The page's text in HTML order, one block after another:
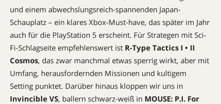
und einem abwechslungsreich-spannenden Japan-
Schauplatz – ein klares Xbox-Must-have, das später im Jahr
auch für die PlayStation 5 erscheint. Für Strategen mit Sci-
Fi-Schlagseite empfehlenswert ist R-Type Tactics I • II
Cosmos, das zwar manchmal etwas sperrig wirkt, aber mit
Umfang, herausfordernden Missionen und kultigem
Setting punktet. Darüber hinaus kloppen wir uns in
Invincible VS, ballern schwarz-weiß in MOUSE: P.I. For